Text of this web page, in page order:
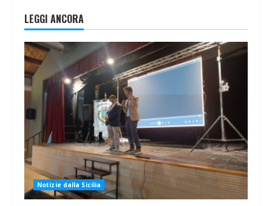
LEGGI ANCORA
Notizie dalla Sicilia